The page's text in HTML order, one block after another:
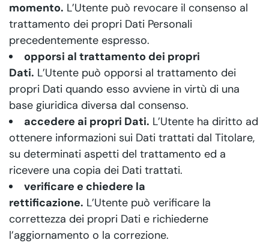
momento. L’Utente può revocare il consenso al
trattamento dei propri Dati Personali
precedentemente espresso.
opporsi al trattamento dei propri
Dati. L’Utente può opporsi al trattamento dei
propri Dati quando esso avviene in virtù di una
base giuridica diversa dal consenso.
accedere ai propri Dati. L’Utente ha diritto ad
ottenere informazioni sui Dati trattati dal Titolare,
su determinati aspetti del trattamento ed a
ricevere una copia dei Dati trattati.
verificare e chiedere la
rettificazione. L’Utente può verificare la
correttezza dei propri Dati e richiederne
l’aggiornamento o la correzione.